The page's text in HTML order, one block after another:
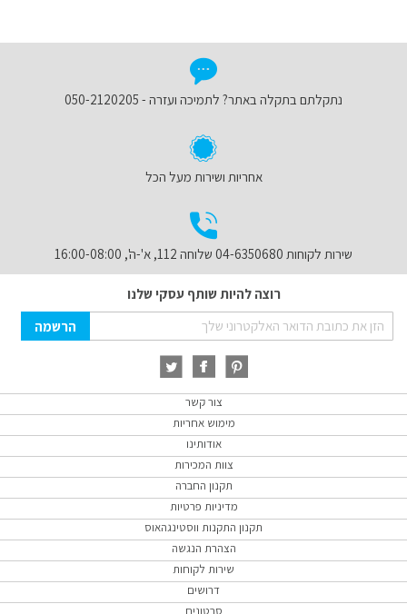
נתקלתם בתקלה באתר? לתמיכה ועזרה - 050-2120205
אחריות ושירות מעל הכל
שירות לקוחות 04-6350680 שלוחה 112, א'-ה', 16:00-08:00
רוצה להיות שותף עסקי שלנו
Sign
Up
Newsletter:
הרשמה
צור קשר
מימוש אחריות
אודותינו
צוות המכירות
תקנון החברה
מדיניות פרטיות
תקנון התקנות ווסטינגהאוס
הצהרת הנגשה
שירות לקוחות
דרושים
סרטונים